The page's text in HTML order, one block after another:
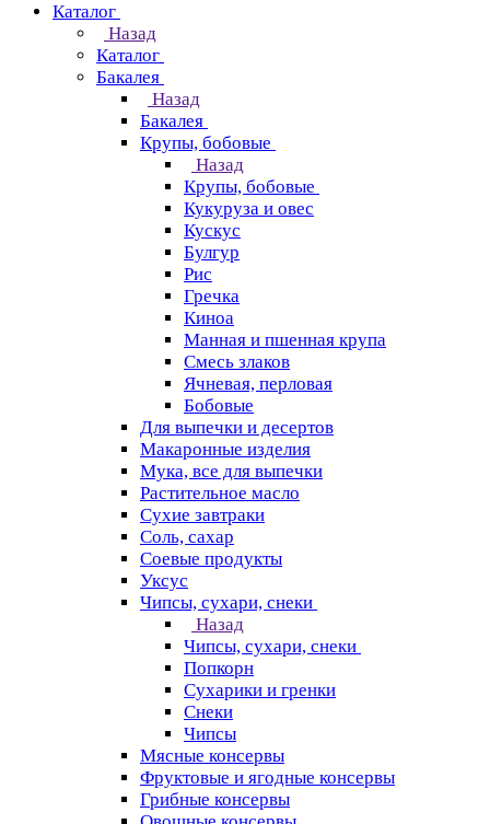
Каталог
Назад
Каталог
Бакалея
Назад
Бакалея
Крупы, бобовые
Назад
Крупы, бобовые
Кукуруза и овес
Кускус
Булгур
Рис
Гречка
Киноа
Манная и пшенная крупа
Смесь злаков
Ячневая, перловая
Бобовые
Для выпечки и десертов
Макаронные изделия
Мука, все для выпечки
Растительное масло
Сухие завтраки
Соль, сахар
Соевые продукты
Уксус
Чипсы, сухари, снеки
Назад
Чипсы, сухари, снеки
Попкорн
Сухарики и гренки
Снеки
Чипсы
Мясные консервы
Фруктовые и ягодные консервы
Грибные консервы